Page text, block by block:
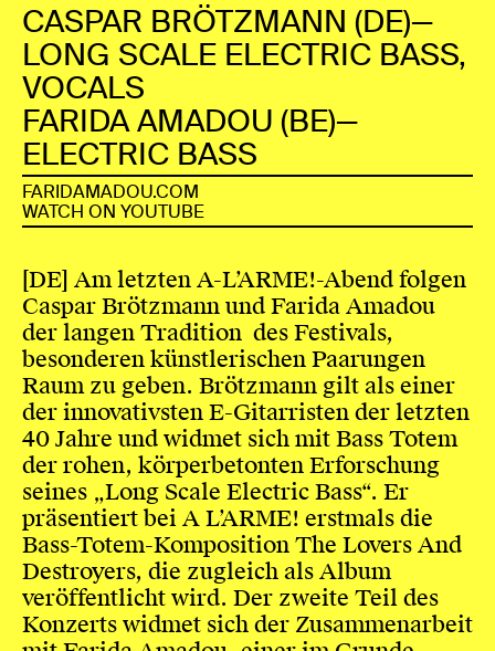
CASPAR BRÖTZMANN (DE)—
LONG SCALE ELECTRIC BASS,
VOCALS
FARIDA AMADOU (BE)—
ELECTRIC BASS
FARIDAMADOU.COM
WATCH ON YOUTUBE
[DE] Am letzten A-L’ARME!-Abend folgen
Caspar Brötzmann und Farida Amadou
der langen Tradition des Festivals,
besonderen künstlerischen Paarungen
Raum zu geben. Brötzmann gilt als einer
der innovativsten E-Gitarristen der letzten
40 Jahre und widmet sich mit Bass Totem
der rohen, körperbetonten Erforschung
seines „Long Scale Electric Bass“. Er
präsentiert bei A L’ARME! erstmals die
Bass-Totem-Komposition The Lovers And
Destroyers, die zugleich als Album
veröffentlicht wird. Der zweite Teil des
Konzerts widmet sich der Zusammenarbeit